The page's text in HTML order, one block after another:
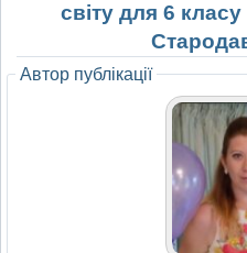
світу для 6
Автор публікації